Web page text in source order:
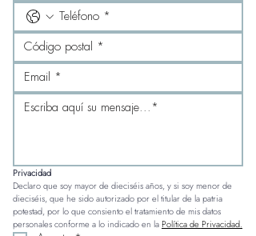
Privacidad
Declaro que soy mayor de dieciséis años, y si soy menor de
dieciséis, que he sido autorizado por el titular de la patria
potestad, por lo que consiento el tratamiento de mis datos
personales conforme a lo indicado en la Política de Privacidad.